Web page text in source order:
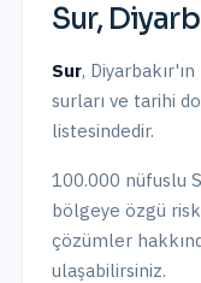
Sur,
Sur, Diyarbakır'ın
surları ve tarihi
listesindedir.
100.000 nüfuslu
bölgeye özgü
çözümler
ulaşabilirsiniz.